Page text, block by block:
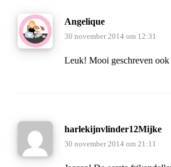
Angelique
30 november 2014 om 12:31
Leuk! Mooi geschreven ook
harlekijnvlinder12Mijke
30 november 2014 om 21:11